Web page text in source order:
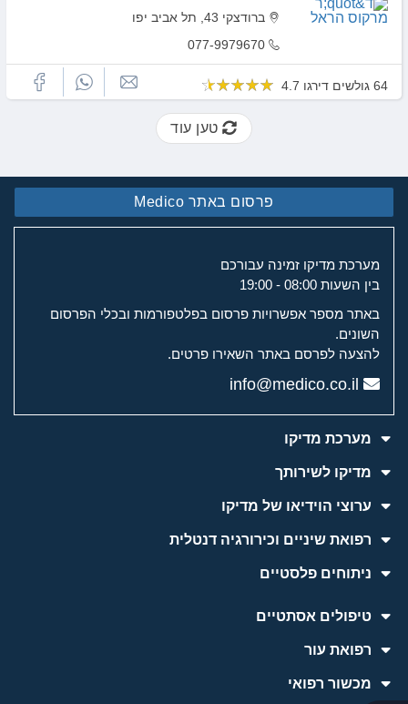
ברודצקי 43, תל אביב יפו
077-9979670
64 גולשים דירגו 4.7
טען עוד
פרסום באתר Medico
מערכת מדיקו זמינה עבורכם
בין השעות 08:00 - 19:00
באתר מספר אפשרויות פרסום בפלטפורמות ובכלי הפרסום
השונים.
להצעה לפרסם באתר השאירו פרטים.
info@medico.co.il
מערכת מדיקו
מדיקו לשירותך
ערוצי הוידיאו של מדיקו
רפואת שיניים וכירורגיה דנטלית
ניתוחים פלסטיים
טיפולים אסתטיים
רפואת עור
מכשור רפואי